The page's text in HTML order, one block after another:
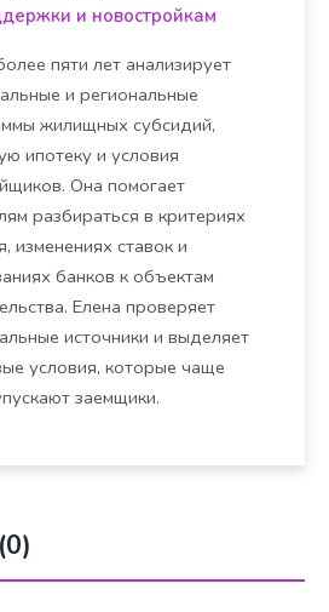
и новостройкам
пяти лет анализирует
и региональные
жилищных субсидий,
ипотеку и условия
Она помогает
разбираться в критериях
изменениях ставок и
банков к объектам
Елена проверяет
источники и выделяет
условия, которые чаще
заемщики.